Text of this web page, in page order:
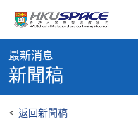
content
content
start
最新消息
新聞稿
< 返回新聞稿